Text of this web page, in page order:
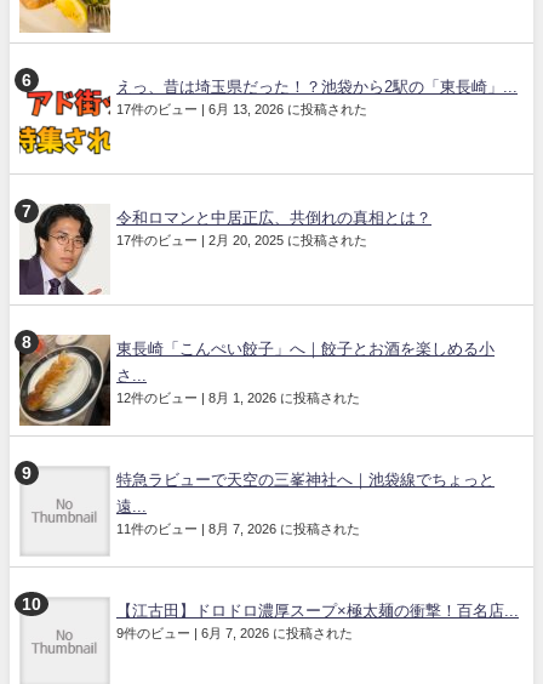
えっ、昔は埼玉県だった！？池袋から2駅の「東長崎」...
17件のビュー | 6月 13, 2026 に投稿された
令和ロマンと中居正広、共倒れの真相とは？
17件のビュー | 2月 20, 2025 に投稿された
東長崎「こんぺい餃子」へ｜餃子とお酒を楽しめる小
さ...
12件のビュー | 8月 1, 2026 に投稿された
特急ラビューで天空の三峯神社へ｜池袋線でちょっと
遠...
11件のビュー | 8月 7, 2026 に投稿された
【江古田】ドロドロ濃厚スープ×極太麺の衝撃！百名店...
9件のビュー | 6月 7, 2026 に投稿された